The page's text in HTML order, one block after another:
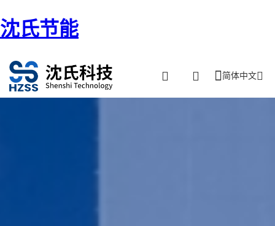
沈氏节能
简体中文